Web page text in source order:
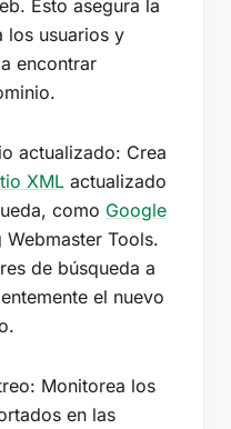
Esto asegura la
los usuarios y
encontrar
actualizado: Crea
XML actualizado
como Google
Webmaster Tools.
de búsqueda a
el nuevo
Monitorea los
en las